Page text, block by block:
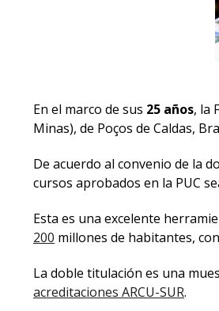
En el marco de sus 25 años, la
Minas), de Poços de Caldas,
De acuerdo al convenio de la
cursos aprobados en la PUC
Esta es una excelente
200 millones de habitantes,
La doble titulación es una
acreditaciones ARCU-SUR.